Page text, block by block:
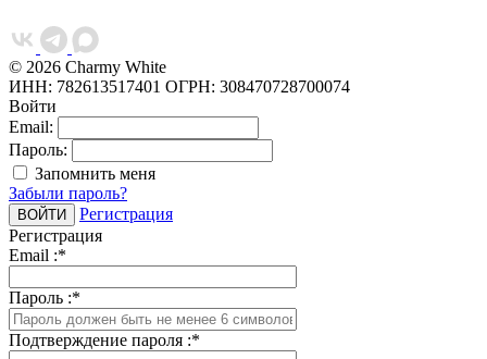
© 2026 Charmy White
ИНН: 782613517401 ОГРН: 308470728700074
Войти
Email:
Пароль:
Запомнить меня
Забыли пароль?
Регистрация
Регистрация
Email :*
Пароль :*
Подтверждение пароля :*